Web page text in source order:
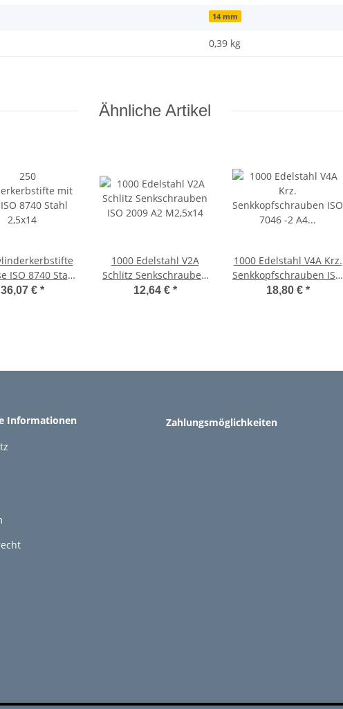
14 mm
0,39 kg
Ähnliche Artikel
ISO 8740 Stahl
2,5x14
36,07 € *
1000 Edelstahl V2A
Schlitz Senkschrauben
ISO 2009 A2 M2,5x14
12,64 € *
1000 Edelstahl V4A Krz.
Senkkopfschrauben ISO
7046 -2 A4 -H M2,5x14
18,80 € *
Informationen Zahlungsmöglichkeiten